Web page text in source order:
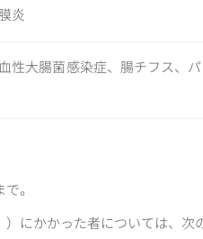
炎
性大腸菌感染症、腸チフス、
。
にかかった者については、次